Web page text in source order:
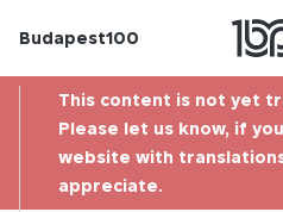
Budapest100
This content is not yet
Please let us know, if
website with
appreciate.